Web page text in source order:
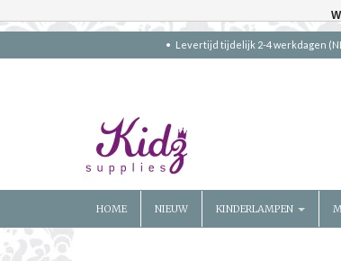
Levertijd tijdelijk 2-4 werkdagen
HOME NIEUW KINDERLAMPEN